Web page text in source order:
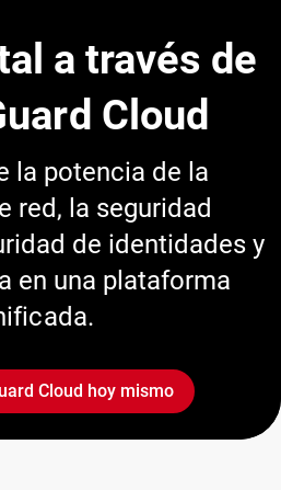
a través de
Cloud
la potencia de la
red, la seguridad
de identidades y
en una plataforma
Cloud hoy mismo